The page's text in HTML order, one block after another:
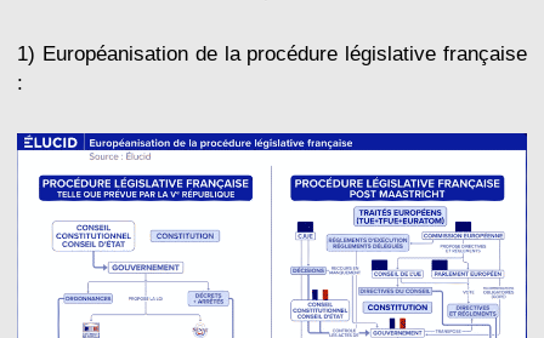
1) Européanisation de la procédure législative française
: